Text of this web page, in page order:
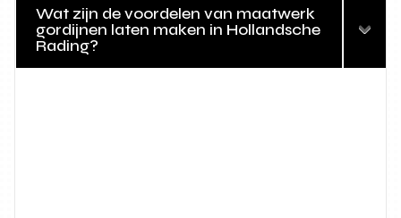
Wat zijn de voordelen van maatwerk
gordijnen laten maken in Hollandsche
Rading?